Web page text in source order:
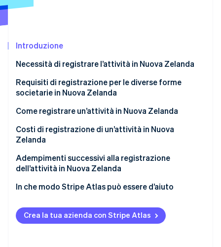
Scopri cosa ti aspetta
Atlas
Climate
Rimozione del carbonio
Identity
Stripe Sessions 2026
Scopri come Stripe sta costruendo l'infrastruttura
Introduzione
Necessità di registrare l’attività in Nuova Zelanda
Requisiti di registrazione per le diverse forme
societarie in Nuova Zelanda
Ditta individuale
Società di persone
Come registrare un’attività in Nuova Zelanda
Prenotare un nome per la società
amministrazione e azionisti
società
Registrarsi ai fini fiscali durante la costituzione
della società
Costi di registrazione di un’attività in Nuova
Zelanda
Adempimenti successivi alla registrazione
dell’attività in Nuova Zelanda
Confermare le registrazioni ai fini IRD, NZBN e GST
Registrarsi come datore di lavoro in caso di
assunzione di personale
In che modo Stripe Atlas può essere d’aiuto
Registrazione su Atlas
Accettazione di pagamenti e operazioni bancarie
Crea la tua azienda con Stripe Atlas